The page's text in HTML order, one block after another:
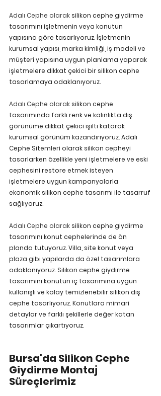
Adalı Cephe olarak silikon cephe giydirme
tasarımını işletmenin veya konutun
yapısına göre tasarlıyoruz. İşletmenin
kurumsal yapısı, marka kimliği, iş modeli ve
müşteri yapısına uygun planlama yaparak
işletmelere dikkat çekici bir silikon cephe
tasarlamaya odaklanıyoruz.
Adalı Cephe olarak silikon cephe
tasarımında farklı renk ve kalınlıkta dış
görünüme dikkat çekici ışıltı katarak
kurumsal görünüm kazandırıyoruz. Adalı
Cephe Sitemleri olarak silikon cepheyi
tasarlarken özellikle yeni işletmelere ve eski
cephesini restore etmek isteyen
işletmelere uygun kampanyalarla
ekonomik silikon cephe tasarımı ile tasarruf
sağlıyoruz.
Adalı Cephe olarak silikon cephe giydirme
tasarımını konut cephelerinde de ön
planda tutuyoruz. Villa, site konut veya
plaza gibi yapılarda da özel tasarımlara
odaklanıyoruz. Silikon cephe giydirme
tasarımını konutun iç tasarımına uygun
kullanışlı ve kolay temizlenebilir silikon dış
cephe tasarlıyoruz. Konutlara mimari
detaylar ve farklı şekillerle değer katan
tasarımlar çıkartıyoruz.
Bursa'da Silikon Cephe
Giydirme Montaj
Süreçlerimiz